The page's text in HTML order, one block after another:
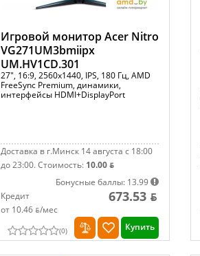
Игровой монитор Acer Nitro
VG271UM3bmiipx
UM.HV1CD.301
27", 16:9, 2560x1440, IPS, 180 Гц, AMD
FreeSync Premium, динамики,
интерфейсы HDMI+DisplayPort
Доставка в г.Минск 14 августа с 18:00
до 23:00.Стоимость: 10.00 ƃ
Бонусные баллы: 13.99
Кредит
от 10.46 ƃ/мec
673.53 ƃ
(0) Купить